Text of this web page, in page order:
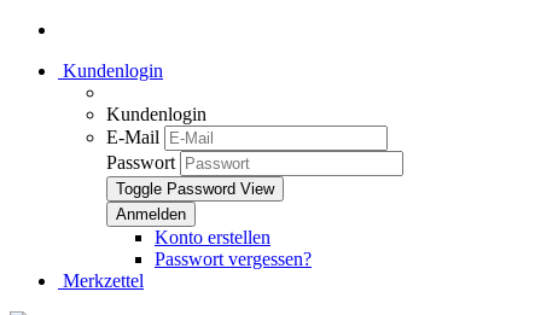
Kundenlogin
Kundenlogin
E-Mail
Passwort
Toggle Password View
Konto erstellen
Passwort vergessen?
Merkzettel